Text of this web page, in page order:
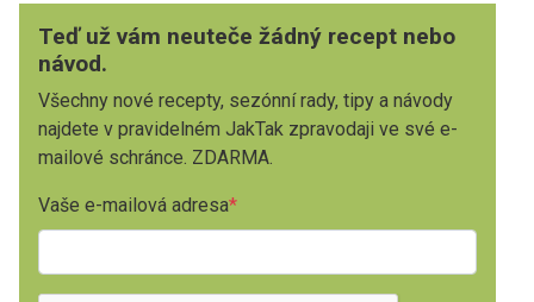
Teď už vám neuteče žádný recept nebo
návod.
Všechny nové recepty, sezónní rady, tipy a návody
najdete v pravidelném JakTak zpravodaji ve své e-
mailové schránce. ZDARMA.
Vaše e-mailová adresa